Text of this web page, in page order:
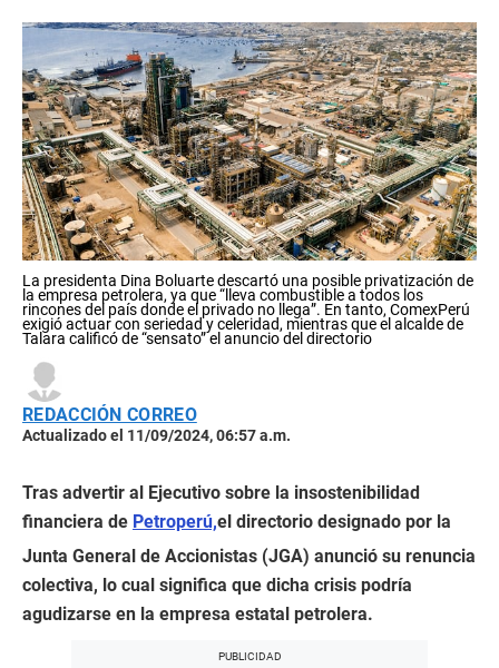
La presidenta Dina Boluarte descartó una posible privatización de
la empresa petrolera, ya que “lleva combustible a todos los
rincones del país donde el privado no llega”. En tanto, ComexPerú
exigió actuar con seriedad y celeridad, mientras que el alcalde de
Talara calificó de “sensato” el anuncio del directorio
REDACCIÓN CORREO
Actualizado el 11/09/2024, 06:57 a.m.
Tras advertir al Ejecutivo sobre la insostenibilidad
financiera de Petroperú,el directorio designado por la
Junta General de Accionistas (JGA) anunció su renuncia
colectiva, lo cual significa que dicha crisis podría
agudizarse en la empresa estatal petrolera.